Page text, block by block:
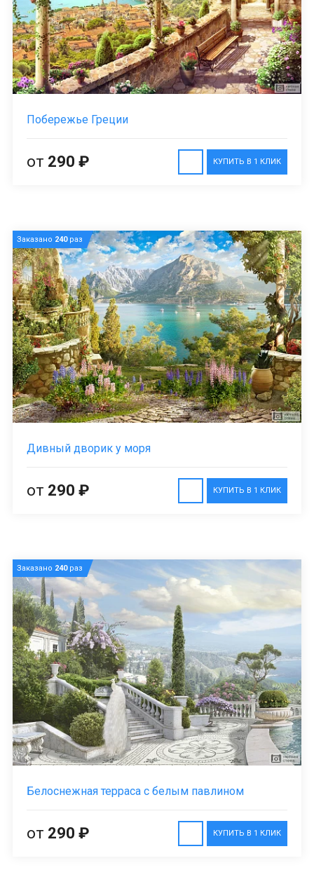
Побережье Греции
КУПИТЬ В 1 КЛИК
от 290 ₽
Заказано 240раз
Дивный дворик у моря
КУПИТЬ В 1 КЛИК
от 290 ₽
Заказано 240раз
Белоснежная терраса с белым павлином
КУПИТЬ В 1 КЛИК
от 290 ₽